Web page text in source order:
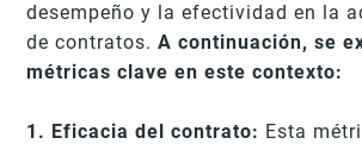
desempeño y la efectividad en la
de contratos.A continuación, se
métricas clave en este contexto:
1. Eficacia del contrato: Esta